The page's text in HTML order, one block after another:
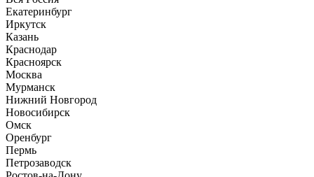
Екатеринбург
Иркутск
Казань
Краснодар
Красноярск
Москва
Мурманск
Нижний Новгород
Новосибирск
Омск
Оренбург
Пермь
Петрозаводск